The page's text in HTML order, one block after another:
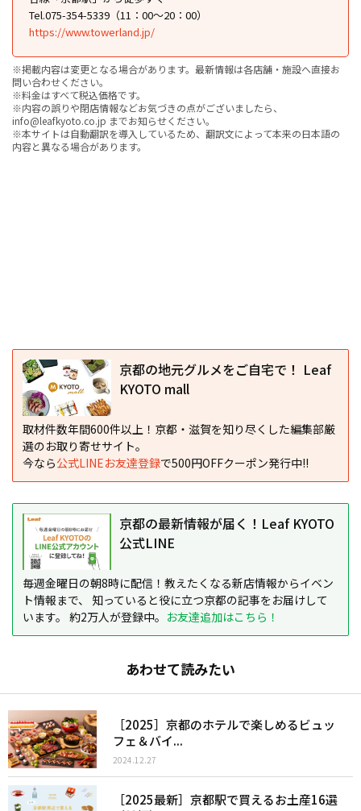
Tel.075-354-5339（11：00～20：00）
https://www.towerland.jp/
※掲載内容は変更となる場合があります。最新情報は各店舗・施設へ直接お
問い合わせください。
※料金はすべて税込価格です。
※内容の誤りや閉店情報などお気づきの点がございましたら、
info@leafkyoto.co.jp までお知らせください。
※本サイトは自動翻訳を導入しているため、翻訳文によって本来の日本語の
内容と異なる場合があります。
京都の地元グルメをご自宅で！ Leaf
KYOTO mall
取材件数年間600件以上！京都・滋賀を知り尽くした編集部厳
選のお取り寄せサイト。
今なら公式LINEお友達登録で500円OFFクーポン発行中!!
京都の最新情報が届く！Leaf KYOTO
公式LINE
毎週金曜日の朝8時に配信！教えたくなる新店情報からイベン
ト情報まで、 知っていると役に立つ京都の記事をお届けして
います。 約2万人が登録中。 お友達追加はこちら！
あわせて読みたい
［2025］京都のホテルで楽しめるビュッ
フェ＆バイ...
2024.12.27
［2025最新］京都駅で買えるお土産16選